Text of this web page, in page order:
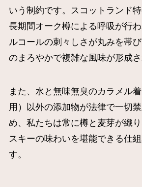
いう制約です。スコットランド
長期間オーク樽による呼吸が行
ルコールの刺々しさが丸みを帯
のまろやかで複雑な風味が形成さ
また、水と無味無臭のカラメル
用）以外の添加物が法律で一切
め、私たちは常に樽と麦芽が織
スキーの味わいを堪能できる仕
す。